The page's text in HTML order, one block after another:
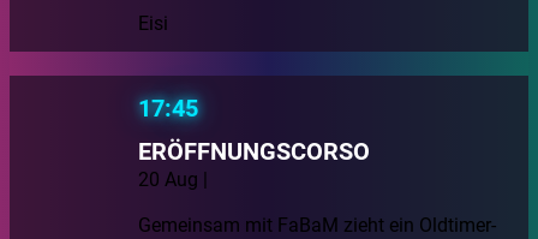
Eisi
17:45
ERÖFFNUNGSCORSO
20 Aug |
Gemeinsam mit FaBaM zieht ein Oldtimer-